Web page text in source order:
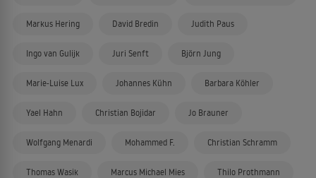
Markus Hering David Bredin Judith Paus
Ingo van Gulijk Juri Senft Björn Jung
Marie-Luise Lux Johannes Kühn Barbara Köhler
Yael Hahn Christian Bojidar Jo Brauner
Wolfgang Menardi Mohammed F. Christian Schramm
Thomas Wasik Marcus Michael Mies Thilo Prothmann